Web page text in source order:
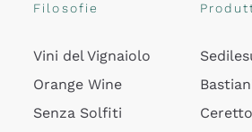
Filosofie
Vini del Vignaiolo
Orange Wine
Senza Solfiti
Ceretto